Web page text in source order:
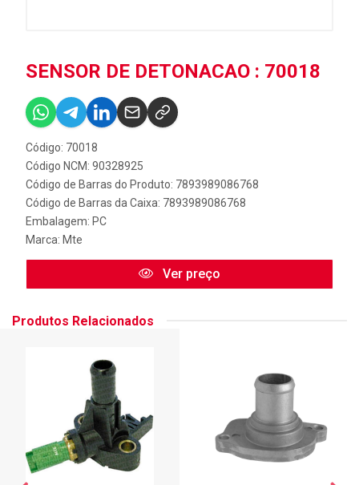
SENSOR DE DETONACAO : 70018
Código: 70018
Código NCM: 90328925
Código de Barras do Produto: 7893989086768
Código de Barras da Caixa: 7893989086768
Embalagem: PC
Marca: Mte
Ver preço
Produtos Relacionados